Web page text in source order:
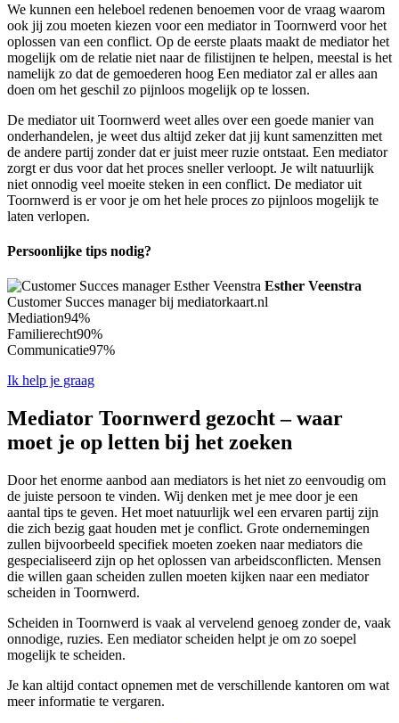
We kunnen een heleboel redenen benoemen voor de vraag waarom
ook jij zou moeten kiezen voor een mediator in Toornwerd voor het
oplossen van een conflict. Op de eerste plaats maakt de mediator het
mogelijk om de relatie niet naar de filistijnen te helpen, meestal is het
namelijk zo dat de gemoederen hoog Een mediator zal er alles aan
doen om het geschil zo pijnloos mogelijk op te lossen.
De mediator uit Toornwerd weet alles over een goede manier van
onderhandelen, je weet dus altijd zeker dat jij kunt samenzitten met
de andere partij zonder dat er juist meer ruzie ontstaat. Een mediator
zorgt er dus voor dat het proces sneller verloopt. Je wilt natuurlijk
niet onnodig veel moeite steken in een conflict. De mediator uit
Toornwerd is er voor je om het hele proces zo pijnloos mogelijk te
laten verlopen.
Persoonlijke tips nodig?
Esther Veenstra
Customer Succes manager bij mediatorkaart.nl
Mediation94%
Familierecht90%
Communicatie97%
Ik help je graag
Mediator Toornwerd gezocht – waar
moet je op letten bij het zoeken
Door het enorme aanbod aan mediators is het niet zo eenvoudig om
de juiste persoon te vinden. Wij denken met je mee door je een
aantal tips te geven. Het moet natuurlijk wel een ervaren partij zijn
die zich bezig gaat houden met je conflict. Grote ondernemingen
zullen bijvoorbeeld specifiek moeten zoeken naar mediators die
gespecialiseerd zijn op het oplossen van arbeidsconflicten. Mensen
die willen gaan scheiden zullen moeten kijken naar een mediator
scheiden in Toornwerd.
Scheiden in Toornwerd is vaak al vervelend genoeg zonder de, vaak
onnodige, ruzies. Een mediator scheiden helpt je om zo soepel
mogelijk te scheiden.
Je kan altijd contact opnemen met de verschillende kantoren om wat
meer informatie te vergaren.